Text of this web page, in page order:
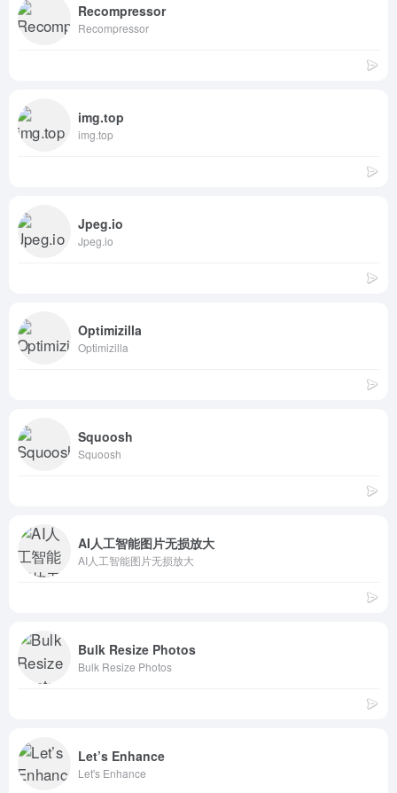
Recompressor
Recompressor
img.top
img.top
Jpeg.io
Jpeg.io
Optimizilla
Optimizilla
Squoosh
Squoosh
AI人工智能图片无损放大
AI人工智能图片无损放大
Bulk Resize Photos
Bulk Resize Photos
Let’s Enhance
Let's Enhance